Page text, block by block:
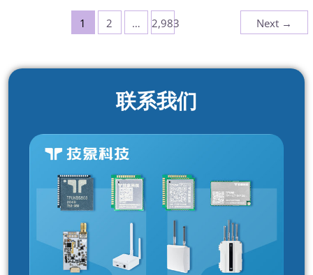
1 2 … 2,983 Next →
联系我们